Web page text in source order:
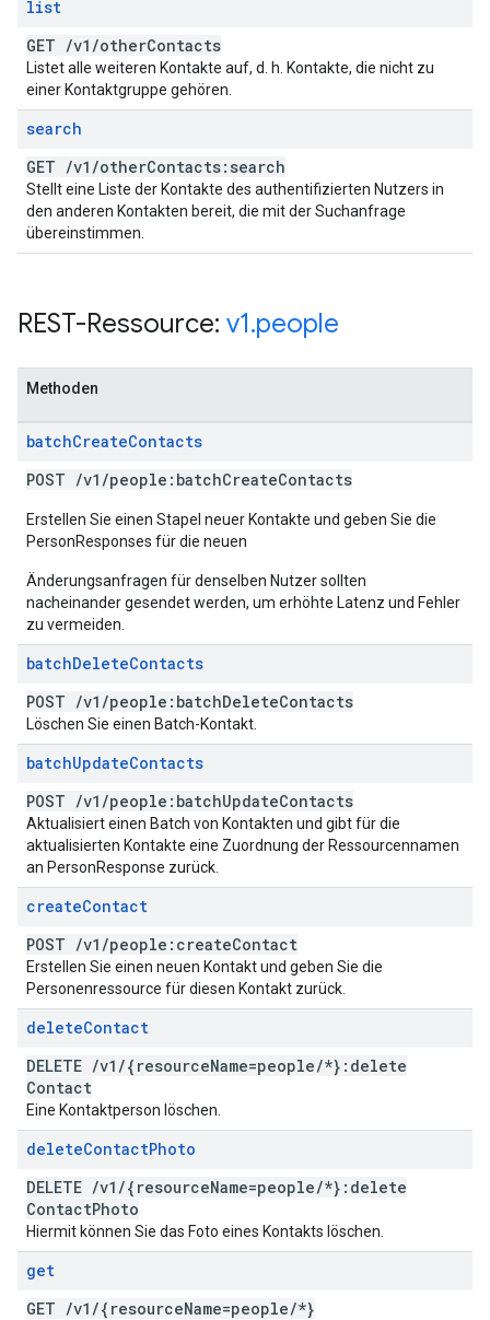
list
GET /v1 /otherContacts
Listet alle weiteren Kontakte auf, d. h. Kontakte, die nicht zu
einer Kontaktgruppe gehören.
search
GET /v1 /otherContacts:search
Stellt eine Liste der Kontakte des authentifizierten Nutzers in
den anderen Kontakten bereit, die mit der Suchanfrage
übereinstimmen.
REST-Ressource: v1.people
Methoden
batchCreateContacts
POST /v1 /people:batchCreateContacts
Erstellen Sie einen Stapel neuer Kontakte und geben Sie die
PersonResponses für die neuen
Änderungsanfragen für denselben Nutzer sollten
nacheinander gesendet werden, um erhöhte Latenz und Fehler
zu vermeiden.
batchDeleteContacts
POST /v1 /people:batchDeleteContacts
Löschen Sie einen Batch-Kontakt.
batchUpdateContacts
POST /v1 /people:batchUpdateContacts
Aktualisiert einen Batch von Kontakten und gibt für die
aktualisierten Kontakte eine Zuordnung der Ressourcennamen
an PersonResponse zurück.
createContact
POST /v1 /people:createContact
Erstellen Sie einen neuen Kontakt und geben Sie die
Personenressource für diesen Kontakt zurück.
deleteContact
DELETE /v1 /{resourceName=people/*}:delete
Contact
Eine Kontaktperson löschen.
deleteContactPhoto
DELETE /v1 /{resourceName=people/*}:delete
ContactPhoto
Hiermit können Sie das Foto eines Kontakts löschen.
get
GET /v1 /{resourceName=people/*}